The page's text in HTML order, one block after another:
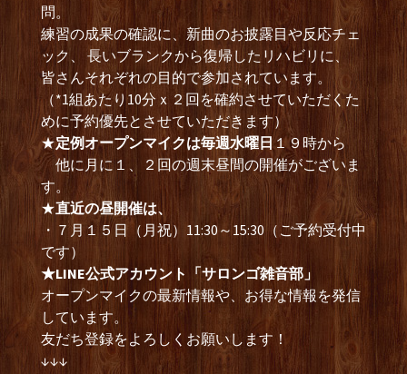
問。
練習の成果の確認に、新曲のお披露目や反応チェ
ック、 長いブランクから復帰したリハビリに、
皆さんそれぞれの目的で参加されています。
（*1組あたり10分ｘ２回を確約させていただくた
めに予約優先とさせていただきます）
★定例オープンマイクは毎週水曜日１９時から
他に月に１、２回の週末昼間の開催がございま
す。
★直近の昼開催は、
・７月１５日（月祝）11:30～15:30（ご予約受付中
です）
★LINE公式アカウント「サロンゴ雑音部」
オープンマイクの最新情報や、お得な情報を発信
しています。
友だち登録をよろしくお願いします！
↓↓↓